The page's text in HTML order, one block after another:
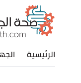
الرئيسية